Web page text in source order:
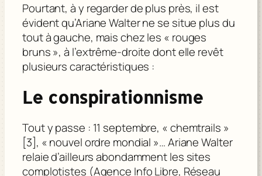
Pourtant, à y regarder de plus près, il est
évident qu’Ariane Walter ne se situe plus du
tout à gauche, mais chez les « rouges
bruns », à l’extrême-droite dont elle revêt
plusieurs caractéristiques :
Le conspirationnisme
Tout y passe : 11 septembre, « chemtrails »
[3], « nouvel ordre mondial »… Ariane Walter
relaie d’ailleurs abondamment les sites
complotistes (Agence Info Libre, Réseau